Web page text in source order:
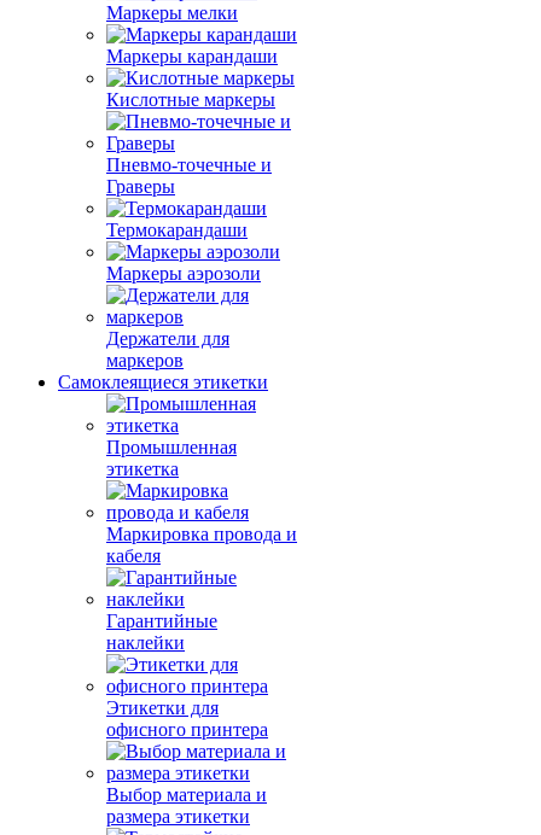
Маркеры мелки
Маркеры карандаши
Кислотные маркеры
Пневмо-точечные и
Граверы
Термокарандаши
Маркеры аэрозоли
Держатели для
маркеров
Самоклеящиеся этикетки
Промышленная
этикетка
Маркировка провода и
кабеля
Гарантийные
наклейки
Этикетки для
офисного принтера
Выбор материала и
размера этикетки